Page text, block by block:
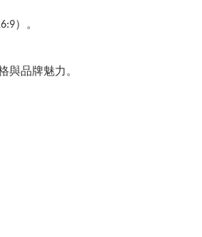
）。
與品牌魅力。